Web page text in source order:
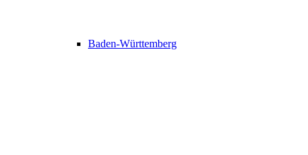
Baden-Württemberg